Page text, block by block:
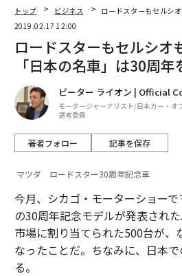
トップ ビジネス
ロードスターもセルシ
2019.02.17 12:00
ロードスターもセルシ
「日本の名車」は30周年
ピーター ライオン | Official
モータージャーナリスト/日本カー・オ
選考委員
著者フォロー 記事を保存
マツダ ロードスター30周年記念車
今月、シカゴ・モーターショー
の30周年記念モデルが発表され
市場に割り当てられた500台が、
なったことだ。ちなみに、日本
る。